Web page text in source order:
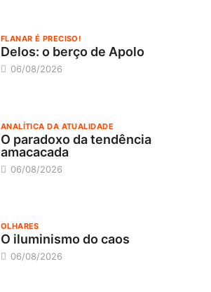
FLANAR É PRECISO!
Delos: o berço de Apolo
06/08/2026
ANALÍTICA DA ATUALIDADE
O paradoxo da tendência
amacacada
06/08/2026
OLHARES
O iluminismo do caos
06/08/2026